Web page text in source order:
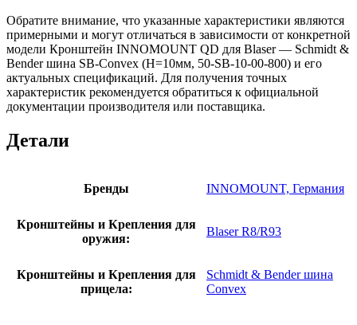
Обратите внимание, что указанные характеристики являются
примерными и могут отличаться в зависимости от конкретной
модели Кронштейн INNOMOUNT QD для Blaser — Schmidt &
Bender шина SB-Сonvex (H=10мм, 50-SB-10-00-800) и его
актуальных спецификаций. Для получения точных
характеристик рекомендуется обратиться к официальной
документации производителя или поставщика.
Детали
Бренды INNOMOUNT, Германия
Кронштейны и Крепления для
оружия:
Blaser R8/R93
Кронштейны и Крепления для
прицела:
Schmidt & Bender шина
Convex